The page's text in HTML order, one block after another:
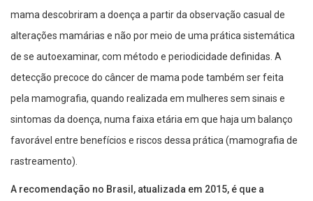
mama descobriram a doença a partir da observação casual de
alterações mamárias e não por meio de uma prática sistemática
de se autoexaminar, com método e periodicidade definidas. A
detecção precoce do câncer de mama pode também ser feita
pela mamografia, quando realizada em mulheres sem sinais e
sintomas da doença, numa faixa etária em que haja um balanço
favorável entre benefícios e riscos dessa prática (mamografia de
rastreamento).
A recomendação no Brasil, atualizada em 2015, é que a